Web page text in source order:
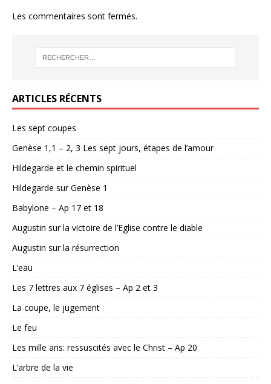
Les commentaires sont fermés.
ARTICLES RÉCENTS
Les sept coupes
Genèse 1,1 – 2, 3 Les sept jours, étapes de l’amour
Hildegarde et le chemin spirituel
Hildegarde sur Genèse 1
Babylone – Ap 17 et 18
Augustin sur la victoire de l’Eglise contre le diable
Augustin sur la résurrection
L’eau
Les 7 lettres aux 7 églises – Ap 2 et 3
La coupe, le jugement
Le feu
Les mille ans: ressuscités avec le Christ – Ap 20
L’arbre de la vie